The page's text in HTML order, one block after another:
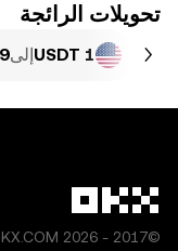
تحويلات الرائجة
1 USDT إلى
©2017 - 2026 OKX.COM